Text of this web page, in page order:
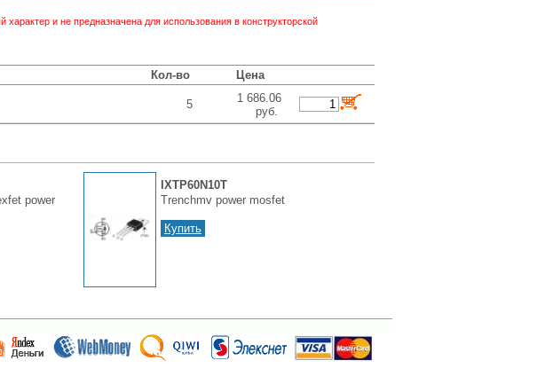
и не предназначена для использования в конструкторской
Кол-во Цена
5
1 686.06
руб.
power
IXTP60N10T
Trenchmv power mosfet
Купить